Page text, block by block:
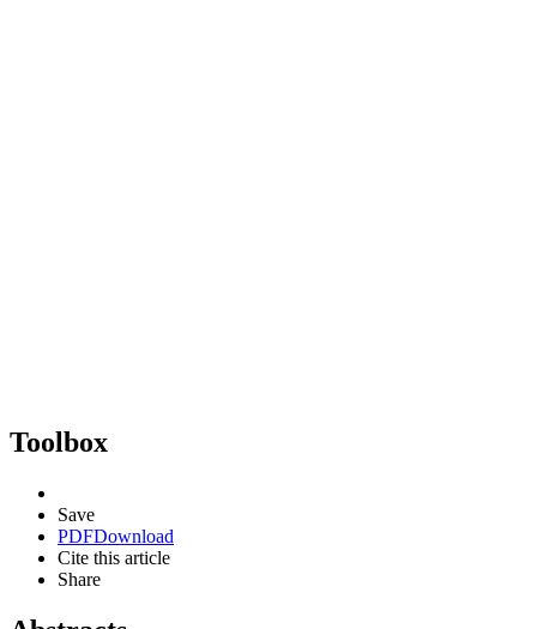
Toolbox
Save
PDFDownload
Cite this article
Share